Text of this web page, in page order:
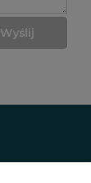
Wyślij